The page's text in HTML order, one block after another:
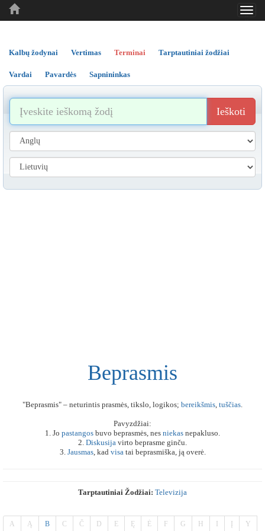
..
..
Kalbų žodynai Vertimas Terminai Tarptautiniai žodžiai
Vardai Pavardės Sapnininkas
Ieškoti
Beprasmis
"Beprasmis" – neturintis prasmės, tikslo, logikos; bereikšmis, tuščias.
Pavyzdžiai:
1. Jo pastangos buvo beprasmės, nes niekas nepakluso.
2. Diskusija virto beprasme ginču.
3. Jausmas, kad visatai beprasmiška, ją overė.
Tarptautiniai Žodžiai: Televizija
A Ą B C Č D E Ę Ė F G H Y